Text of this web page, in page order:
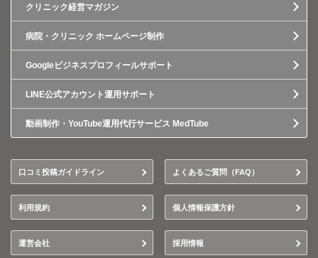
クリニック経営マガジン
病院・クリニック ホームページ制作
Googleビジネスプロフィールサポート
LINE公式アカウント運用サポート
動画制作・YouTube運用代行サービス MedTube
口コミ投稿ガイドライン よくあるご質問（FAQ）
利用規約 個人情報保護方針
運営会社 採用情報